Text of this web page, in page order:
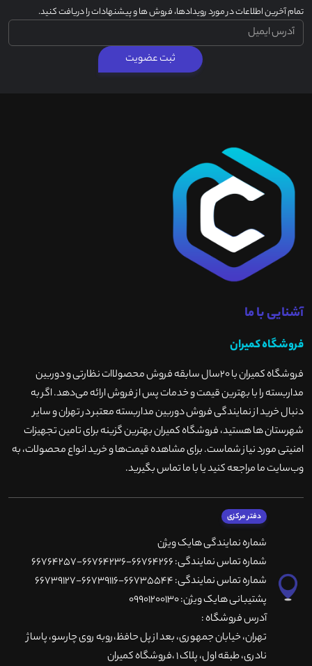
تمام آخرین اطلاعات در مورد رویدادها، فروش ها و پیشنهادات را دریافت کنید.
ثبت عضویت
آشنایی با ما
فروشگاه کمیران
فروشگاه کمیران با ۲۰سال سابقه فروش محصولاات نظارتی و دوربین
مداربسته را با بهترین قیمت و خدمات پس از فروش ارائه می‌دهد. اگر به
دنبال خرید از نمایندگی فروش دوربین مداربسته معتبر در تهران و سایر
شهرستان ها هستید، فروشگاه کمیران بهترین گزینه برای تامین تجهیزات
امنیتی مورد نیاز شماست. برای مشاهده قیمت‌ها و خرید انواع محصولات، به
وب‌سایت ما مراجعه کنید یا با ما تماس بگیرید.
دفتر مرکزی
شماره نمایندگی هایک ویژن
شماره تماس نمایندگی: 66764266-66764236-66764257
شماره تماس نمایندگی: 66735544-66739116-66739127
پشتیبانی هایک ویژن: 09901200130
آدرس فروشگاه :
تهران، خيابان جمهوری، بعد از پل حافظ،روبه روی چارسو، پاساژ
نادری، طبقه اول، پلاک 1 ،فروشگاه کمیران